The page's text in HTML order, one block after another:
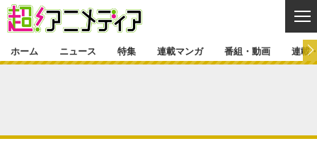
ゲーム・アプリ マンガ
特集一覧 カバー
連載マンガ
ホーム ニュース 特集 連載マンガ 番組・動画 連載